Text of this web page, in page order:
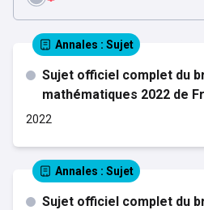
Annales : Sujet
Sujet officiel complet du
mathématiques 2022 de
2022
Annales : Sujet
Sujet officiel complet du